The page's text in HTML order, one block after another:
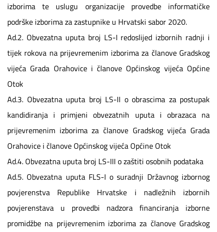
izborima te uslugu organizacije provedbe informatičke
podrške izborima za zastupnike u Hrvatski sabor 2020.
Ad.2. Obvezatna uputa broj LS-I redoslijed izbornih radnji i
tijek rokova na prijevremenim izborima za članove Gradskog
vijeća Grada Orahovice i članove Općinskog vijeća Općine
Otok
Ad.3. Obvezatna uputa broj LS-II o obrascima za postupak
kandidiranja i primjeni obvezatnih uputa i obrazaca na
prijevremenim izborima za članove Gradskog vijeća Grada
Orahovice i članove Općinskog vijeća Općine Otok
Ad.4. Obvezatna uputa broj LS-III o zaštiti osobnih podataka
Ad.5. Obvezatna uputa FLS-I o suradnji Državnog izbornog
povjerenstva Republike Hrvatske i nadležnih izbornih
povjerenstava u provedbi nadzora financiranja izborne
promidžbe na prijevremenim izborima za članove Gradskog